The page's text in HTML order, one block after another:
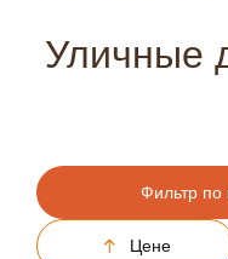
Уличные
Фильтр
Цене